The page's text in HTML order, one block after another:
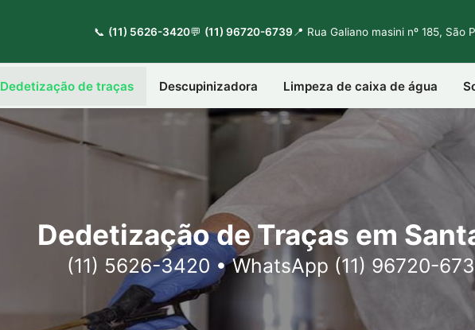
📞 (11) 5626-3420💬 (11) 96720-6739 📍 Rua Galiano masini nº 185, São
Dedetização de traças Descupinizadora Limpeza de caixa de água
Dedetização de Traças em
(11) 5626-3420 • WhatsApp (11) 96720-